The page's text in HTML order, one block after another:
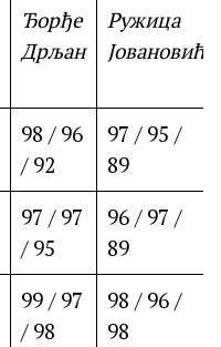
Ђорђе
Дрљан
Ружица
Јовановић
98 / 96
/ 92
97 / 95 /
89
97 / 97
/ 95
96 / 97 /
89
99 / 97
/ 98
98 / 96 /
98